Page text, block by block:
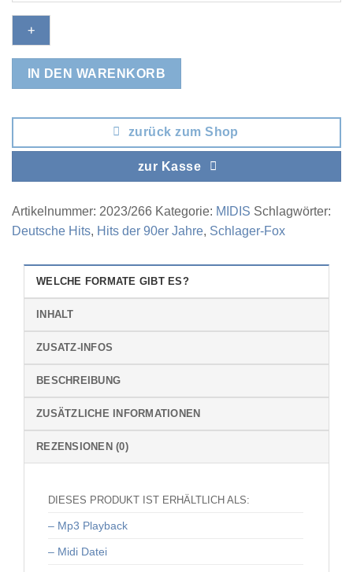
Menge
IN DEN WARENKORB
zurück zum Shop
zur Kasse
Artikelnummer: 2023/266 Kategorie: MIDIS Schlagwörter:
Deutsche Hits, Hits der 90er Jahre, Schlager-Fox
WELCHE FORMATE GIBT ES?
INHALT
ZUSATZ-INFOS
BESCHREIBUNG
ZUSÄTZLICHE INFORMATIONEN
REZENSIONEN (0)
DIESES PRODUKT IST ERHÄLTLICH ALS:
– Mp3 Playback
– Midi Datei